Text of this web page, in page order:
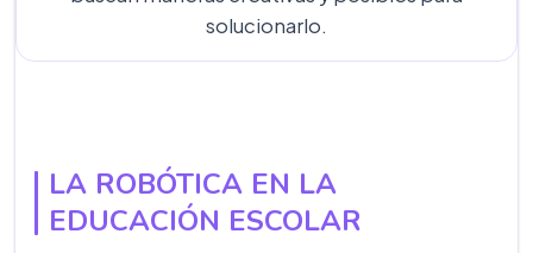
solucionarlo.
LA ROBÓTICA EN LA
EDUCACIÓN ESCOLAR